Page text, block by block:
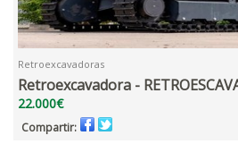
Retroexcavadoras
Retroexcavadora -
22.000€
Compartir: